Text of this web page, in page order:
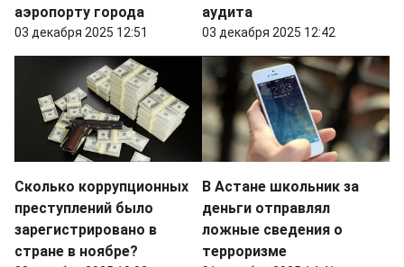
аэропорту города
03 декабря 2025 12:51
аудита
03 декабря 2025 12:42
Сколько коррупционных
преступлений было
зарегистрировано в
стране в ноябре?
В Астане школьник за
деньги отправлял
ложные сведения о
терроризме